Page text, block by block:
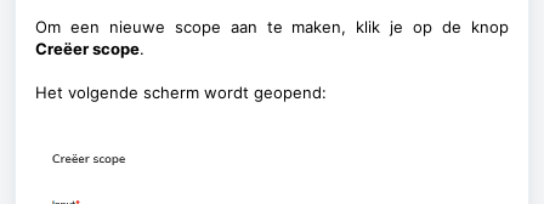
Om een nieuwe scope aan te maken, klik je op de knop
Creëer scope.
Het volgende scherm wordt geopend: